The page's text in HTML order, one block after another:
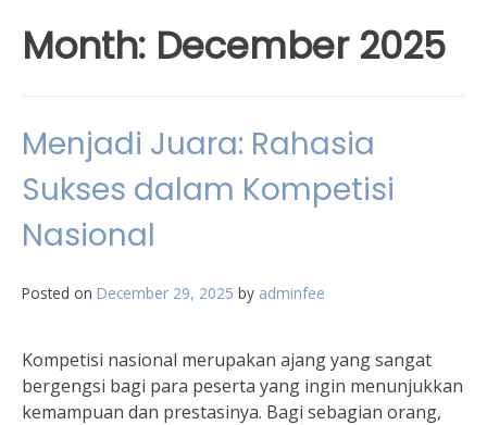
Month: December 2025
Menjadi Juara: Rahasia
Sukses dalam Kompetisi
Nasional
Posted on December 29, 2025 by adminfee
Kompetisi nasional merupakan ajang yang sangat
bergengsi bagi para peserta yang ingin menunjukkan
kemampuan dan prestasinya. Bagi sebagian orang,